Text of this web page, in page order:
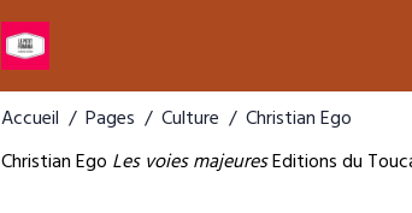
Accueil Pages Culture
Christian Ego
Christian Ego Les voies majeuresEditions du